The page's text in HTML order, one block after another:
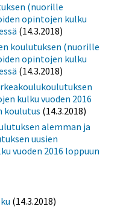
(nuorille
opintojen kulku
(14.3.2018)
koulutuksen (nuorille
opintojen kulku
(14.3.2018)
kulku vuoden 2016
koulutus (14.3.2018)
alemman ja
uusien
vuoden 2016 loppuun
(14.3.2018)